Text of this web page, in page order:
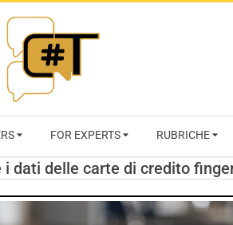
FOR EXPERTS RUBRICHE
dati delle carte di credito